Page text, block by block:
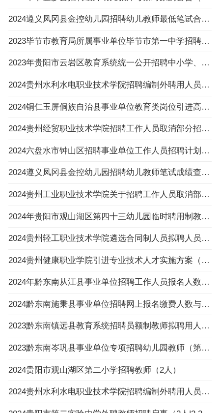
2024遵义凤冈县金控幼儿园招聘幼儿教师最低笔试合格分数线公告
2023毕节市教育局所属事业单位毕节市第一中学招聘工作人员拟聘用人员公示
2023年贵阳市云岩区教育系统统一公开招聘中小学、幼儿园教师拟聘用人员公示（第三批）
2024贵州水利水电职业技术学院招聘编制外聘用人员面试公告（3.11面试）
2024铜仁玉屏侗族自治县事业单位教育类岗位引进高层次及急需紧缺人才简章(17人)
2024贵州经贸职业技术学院招聘工作人员取消部分招考岗位的公告
2024六盘水市钟山区招聘事业单位工作人员招聘计划减少或取消公告
2024遵义凤冈县金控幼儿园招聘幼儿教师笔试成绩查询公告
2024贵州工业职业技术学院关于招聘工作人员取消部分招考岗位的公告
2024年贵阳市观山湖区第四十三幼儿园临时聘用制教职工招聘公告（5人）
2024贵州轻工职业技术学院遴选合同制人员拟聘人员公示
2024贵州健康职业学院引进专业技术人才实施方案（16名|3.25-3.27报名）
2024年黔东南从江县事业单位招聘工作人员报名人数与招聘岗位计划人数达不到3：1比例岗位（
2024黔东南施秉县事业单位招聘网上报名缴费人数与招聘计划数不足3:1比例岗位一览表（截止
2023黔东南镇远县教育系统招聘员额制教师拟聘用人员公示（第八批）
2023黔东南岑巩县事业单位专项招聘幼儿园教师（第一批）拟聘用人员公示
2024贵阳市观山湖区第二小学招聘教师（2人）
2024贵州水利水电职业技术学院招聘编制外聘用人员面试名单公告